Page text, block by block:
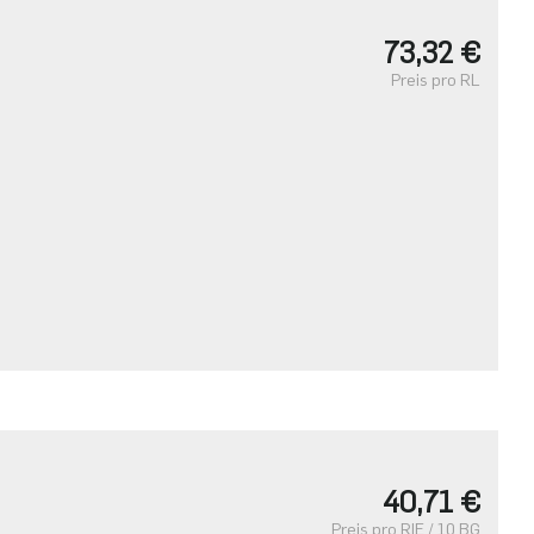
73,32 €
Preis pro RL
40,71 €
Preis pro RIE / 10 BG